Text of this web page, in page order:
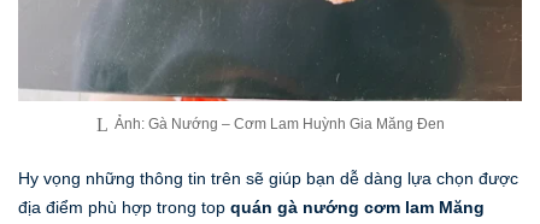
Ảnh: Gà Nướng – Cơm Lam Huỳnh Gia Măng Đen
Hy vọng những thông tin trên sẽ giúp bạn dễ dàng lựa chọn được
địa điểm phù hợp trong top quán gà nướng cơm lam Măng